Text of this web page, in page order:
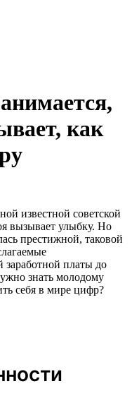
как
известной советской
вызывает улыбку. Но
престижной, таковой
заработной платы до
знать молодому
себя в мире цифр?